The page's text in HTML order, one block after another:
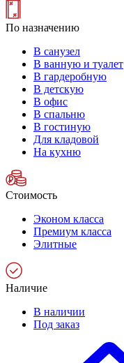
По назначению
В санузел
В ванную и туалет
В гардеробную
В детскую
В офис
В спальню
В гостиную
Для кладовой
На кухню
Стоимость
Эконом класса
Премиум класса
Элитные
Наличие
В наличии
Под заказ